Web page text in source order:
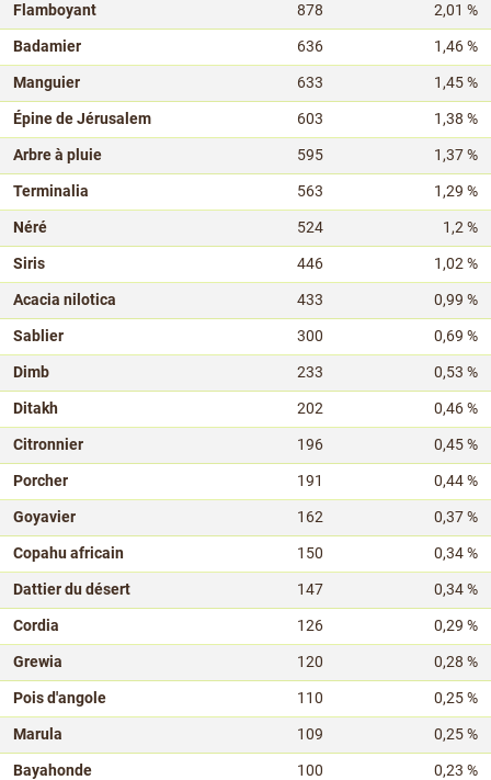
Flamboyant
878
2,01 %
Badamier
636
1,46 %
Manguier
633
1,45 %
Épine de Jérusalem
603
1,38 %
Arbre à pluie
595
1,37 %
Terminalia
563
1,29 %
Néré
524
1,2 %
Siris
446
1,02 %
Acacia nilotica
433
0,99 %
Sablier
300
0,69 %
Dimb
233
0,53 %
Ditakh
202
0,46 %
Citronnier
196
0,45 %
Porcher
191
0,44 %
Goyavier
162
0,37 %
Copahu africain
150
0,34 %
Dattier du désert
147
0,34 %
Cordia
126
0,29 %
Grewia
120
0,28 %
Pois d'angole
110
0,25 %
Marula
109
0,25 %
Bayahonde
100 0,23 %